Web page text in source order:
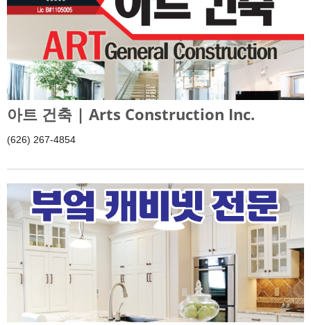
아트 건축 | Arts Construction Inc.
(626) 267-4854